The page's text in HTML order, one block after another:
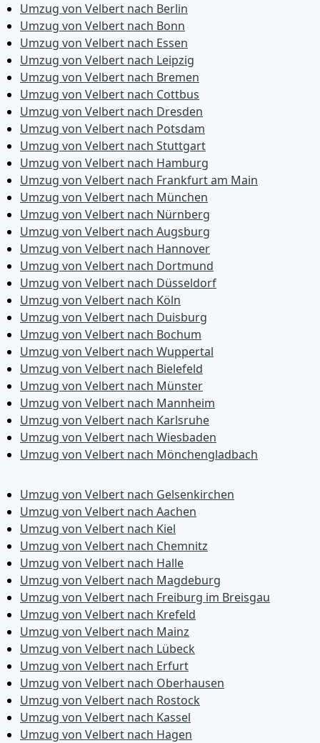
Umzug von Velbert nach Berlin
Umzug von Velbert nach Bonn
Umzug von Velbert nach Essen
Umzug von Velbert nach Leipzig
Umzug von Velbert nach Bremen
Umzug von Velbert nach Cottbus
Umzug von Velbert nach Dresden
Umzug von Velbert nach Potsdam
Umzug von Velbert nach Stuttgart
Umzug von Velbert nach Hamburg
Umzug von Velbert nach Frankfurt am Main
Umzug von Velbert nach München
Umzug von Velbert nach Nürnberg
Umzug von Velbert nach Augsburg
Umzug von Velbert nach Hannover
Umzug von Velbert nach Dortmund
Umzug von Velbert nach Düsseldorf
Umzug von Velbert nach Köln
Umzug von Velbert nach Duisburg
Umzug von Velbert nach Bochum
Umzug von Velbert nach Wuppertal
Umzug von Velbert nach Bielefeld
Umzug von Velbert nach Münster
Umzug von Velbert nach Mannheim
Umzug von Velbert nach Karlsruhe
Umzug von Velbert nach Wiesbaden
Umzug von Velbert nach Mönchen­gladbach
Umzug von Velbert nach Gelsenkirchen
Umzug von Velbert nach Aachen
Umzug von Velbert nach Kiel
Umzug von Velbert nach Chemnitz
Umzug von Velbert nach Halle
Umzug von Velbert nach Magdeburg
Umzug von Velbert nach Freiburg im Breisgau
Umzug von Velbert nach Krefeld
Umzug von Velbert nach Mainz
Umzug von Velbert nach Lübeck
Umzug von Velbert nach Erfurt
Umzug von Velbert nach Oberhausen
Umzug von Velbert nach Rostock
Umzug von Velbert nach Kassel
Umzug von Velbert nach Hagen